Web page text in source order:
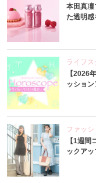
本田真
た透明感
ライフ
【2026
ッショ
ファッシ
【1週
ックア